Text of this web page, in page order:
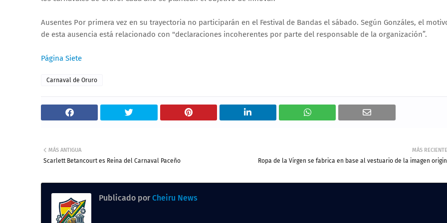
Ausentes Por primera vez en su trayectoria no participarán en el Festival de Bandas el sábado. Según Gonzáles, el
de esta ausencia está relacionado con "declaraciones incoherentes por parte del responsable de la organización”.
Página Siete
Carnaval de Oruro
MÁS RECIENTE
Ropa de la Virgen se fabrica en base al vestuario de la imagen
MÁS ANTIGUA
Scarlett Betancourt es Reina del Carnaval Paceño
Publicado por Cheiru News